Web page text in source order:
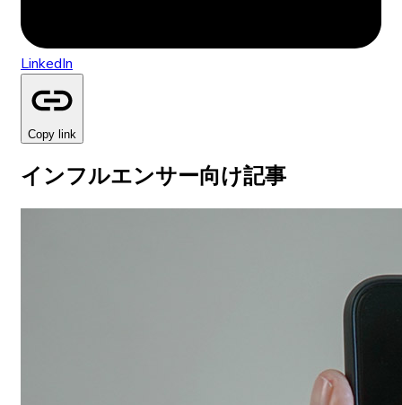
LinkedIn
Copy link
インフルエンサー向け記事